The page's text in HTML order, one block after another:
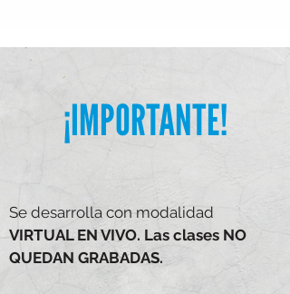
¡IMPORTANTE!
Se desarrolla con modalidad
VIRTUAL EN VIVO. Las clases NO
QUEDAN GRABADAS.